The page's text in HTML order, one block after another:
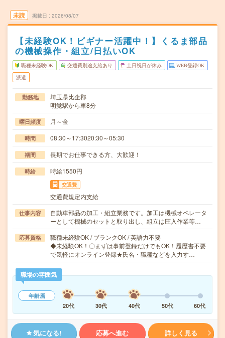
未読 掲載日 2026/08/07
【未経験OK！ビギナー活躍中！】くるま部品
の機械操作・組立/日払いOK
職種未経験OK 交通費別途支給あり 土日祝日が休み WEB登録OK
派遣
勤務地
埼玉県比企郡
明覚駅から車8分
曜日頻度 月～金
時間 08:30～17:3020:30～05:30
期間 長期でお仕事できる方、大歓迎！
時給 時給1550円
交通費
交通費規定内支給
仕事内容
自動車部品の加工・組立業務です。加工は機械オペレータ
ーとして機械のセットと取り出し、組立は圧入作業等…
応募資格
職種未経験OK / ブランクOK / 英語力不要
◆未経験OK！〇まずは事前登録だけでもOK！履歴書不要
で気軽にオンライン登録★氏名・職種などを入力す…
職場の雰囲気
年齢層
20代
30代 40代 50代 60代
気になる! 応募へ進む 詳しく見る